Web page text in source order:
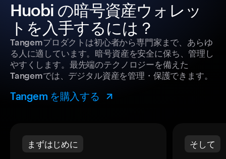
Huobi の暗号資産ウォレッ
トを入手するには？
Tangemプロダクトは初心者から専門家まで、あらゆ
る人に適しています。暗号資産を安全に保ち、管理し
やすくします。最先端のテクノロジーを備えた
Tangemでは、デジタル資産を管理・保護できます。
Tangem を購入する
まずはじめに そして